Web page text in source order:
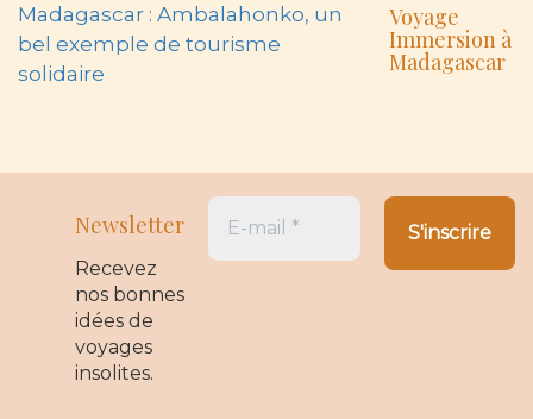
Voyage
Immersion à
Madagascar
Newsletter
Recevez
nos bonnes
idées de
voyages
insolites.